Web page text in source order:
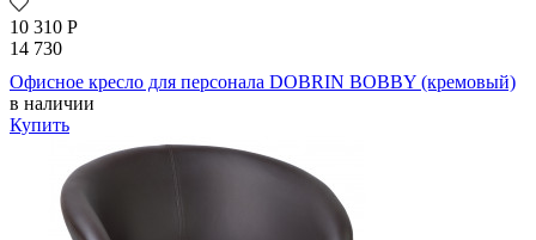
10 310 Р
14 730
Офисное кресло для персонала DOBRIN BOBBY (кремовый)
в наличии
Купить